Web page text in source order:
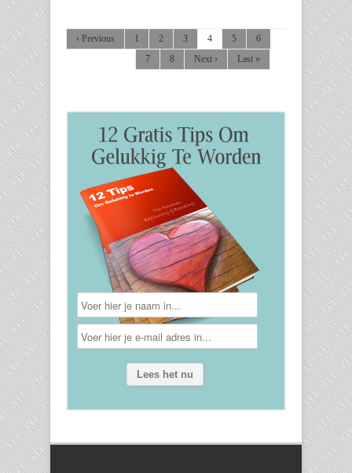
‹ Previous 1 2 3 4 5
6
7
8 Next › Last »